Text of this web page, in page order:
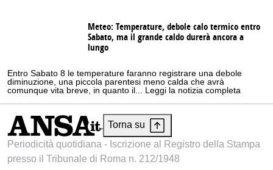
Meteo: Temperature, debole calo termico entro
Sabato, ma il grande caldo durerà ancora a
lungo
Entro Sabato 8 le temperature faranno registrare una debole
diminuzione, una piccola parentesi meno calda che avrà
comunque vita breve, in quanto il... Leggi la notizia completa
Torna su
Periodicità quotidiana - Iscrizione al Registro della Stampa
presso il Tribunale di Roma n. 212/1948